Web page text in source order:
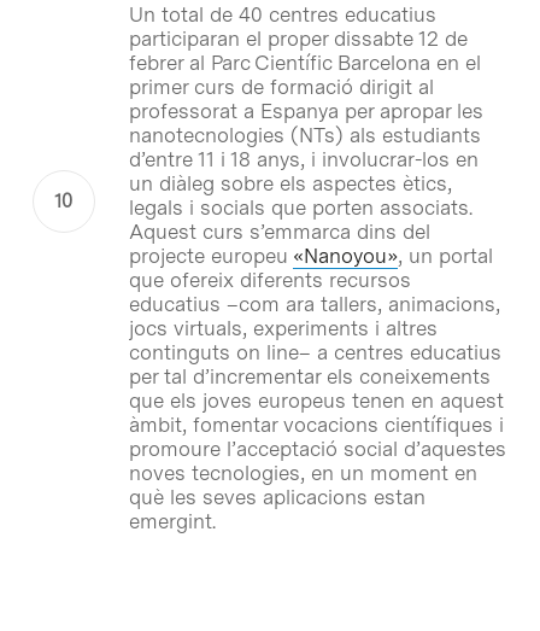
Un total de 40 centres educatius
participaran el proper dissabte 12 de
febrer al Parc Científic Barcelona en el
primer curs de formació dirigit al
professorat a Espanya per apropar les
nanotecnologies (NTs) als estudiants
d’entre 11 i 18 anys, i involucrar-los en
un diàleg sobre els aspectes ètics,
legals i socials que porten associats.
Aquest curs s’emmarca dins del
projecte europeu «Nanoyou», un portal
que ofereix diferents recursos
educatius –com ara tallers, animacions,
jocs virtuals, experiments i altres
continguts on line– a centres educatius
per tal d’incrementar els coneixements
que els joves europeus tenen en aquest
àmbit, fomentar vocacions científiques i
promoure l’acceptació social d’aquestes
noves tecnologies, en un moment en
què les seves aplicacions estan
emergint.